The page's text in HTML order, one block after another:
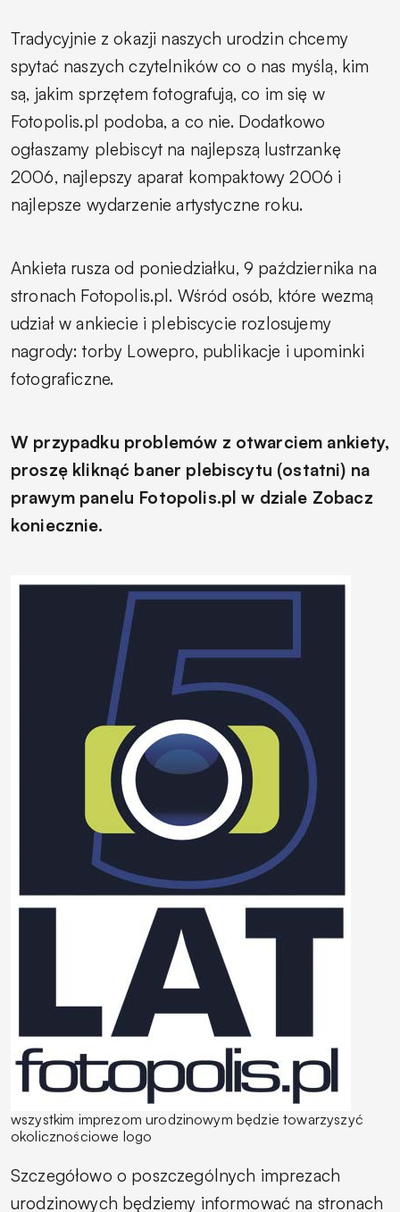
Tradycyjnie z okazji naszych urodzin chcemy
spytać naszych czytelników co o nas myślą, kim
są, jakim sprzętem fotografują, co im się w
Fotopolis.pl podoba, a co nie. Dodatkowo
ogłaszamy plebiscyt na najlepszą lustrzankę
2006, najlepszy aparat kompaktowy 2006 i
najlepsze wydarzenie artystyczne roku.
Ankieta rusza od poniedziałku, 9 października na
stronach Fotopolis.pl. Wśród osób, które wezmą
udział w ankiecie i plebiscycie rozlosujemy
nagrody: torby Lowepro, publikacje i upominki
fotograficzne.
W przypadku problemów z otwarciem ankiety,
proszę kliknąć baner plebiscytu (ostatni) na
prawym panelu Fotopolis.pl w dziale Zobacz
koniecznie.
wszystkim imprezom urodzinowym będzie towarzyszyć
okolicznościowe logo
Szczegółowo o poszczególnych imprezach
urodzinowych będziemy informować na stronach